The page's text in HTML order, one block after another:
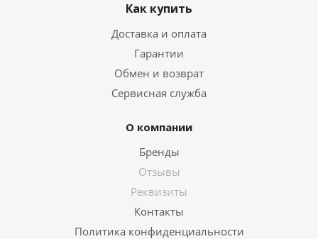
Как купить
Доставка и оплата
Гарантии
Обмен и возврат
Сервисная служба
О компании
Бренды
Отзывы
Реквизиты
Контакты
Политика конфиденциальности